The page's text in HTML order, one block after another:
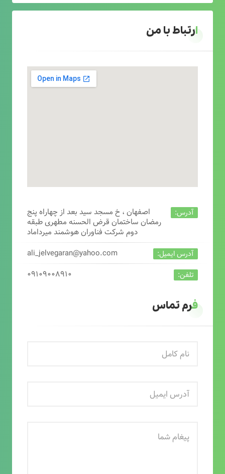
ارتباط با من
آدرس:
اصفهان ، خ مسجد سید بعد از چهاراه پنج
رمضان ساختمان قرض الحسنه مطهری طبقه
دوم شرکت فناوران هوشمند میرداماد
آدرس ایمیل: ali_jelvegaran@yahoo.com
تلفن: ۰۹۱۰۹۰۰۸۹۱۰
فرم تماس